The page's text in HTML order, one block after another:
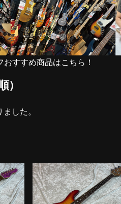
おすすめ商品はこちら！
）
した。